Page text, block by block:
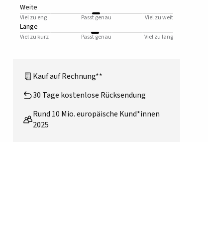
Weite
Viel zu eng Passt genau Viel zu weit
Länge
Viel zu kurz Passt genau Viel zu lang
Kauf auf Rechnung**
30 Tage kostenlose Rücksendung
Rund 10 Mio. europäische Kund*innen
2025